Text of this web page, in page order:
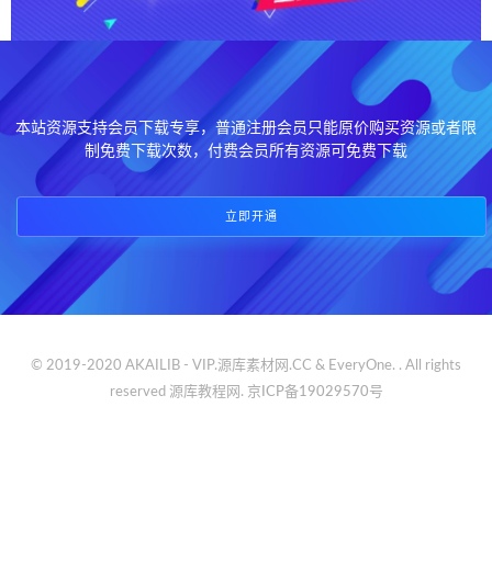
本站资源支持会员下载专享，普通注册会员只能原价购买资源或者限
制免费下载次数，付费会员所有资源可免费下载
立即开通
© 2019-2020 AKAILIB - VIP.源库素材网.CC & EveryOne. . All rights
reserved 源库教程网. 京ICP备19029570号